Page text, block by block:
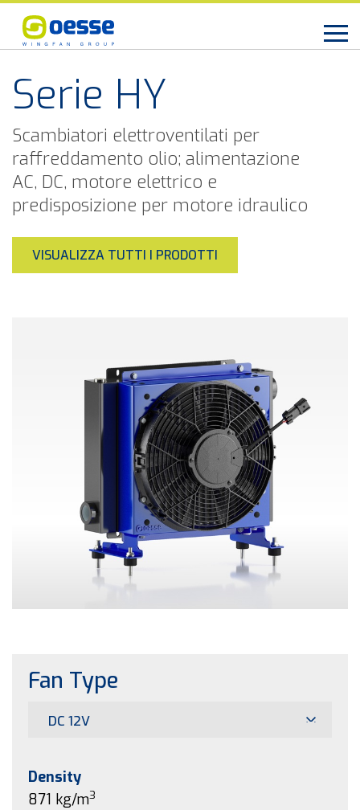
Serie HY
Scambiatori elettroventilati per
raffreddamento olio; alimentazione
AC, DC, motore elettrico e
predisposizione per motore idraulico
VISUALIZZA TUTTI I PRODOTTI
Fan Type
DC 12V
Density
871 kg/m3